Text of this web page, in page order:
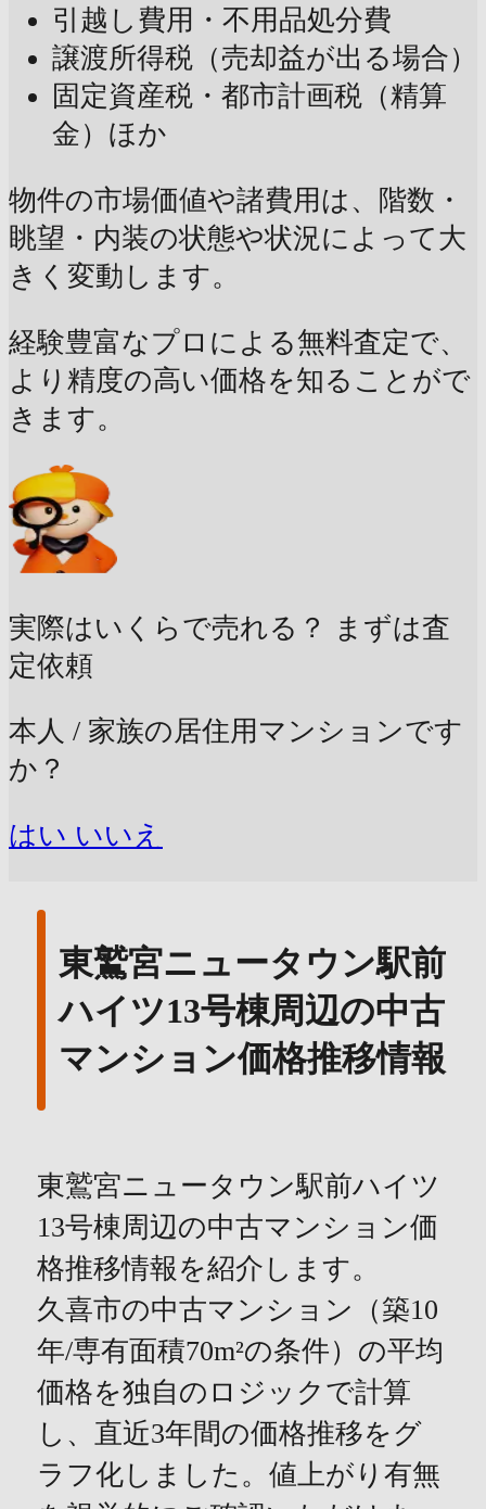
引越し費用・不用品処分費
譲渡所得税（売却益が出る場合）
固定資産税・都市計画税（精算
金）ほか
物件の市場価値や諸費用は、階数・
眺望・内装の状態や状況によって大
きく変動します。
経験豊富なプロによる無料査定で、
より精度の高い価格を知ることがで
きます。
実際はいくらで売れる？
まずは査
定依頼
本人 / 家族の居住用マンションです
か？
はい いいえ
東鷲宮ニュータウン駅前
ハイツ13号棟周辺の中古
マンション価格推移情報
東鷲宮ニュータウン駅前ハイツ
13号棟周辺の中古マンション価
格推移情報を紹介します。
久喜市の中古マンション（築10
年/専有面積70m²の条件）の平均
価格を独自のロジックで計算
し、直近3年間の価格推移をグ
ラフ化しました。値上がり有無